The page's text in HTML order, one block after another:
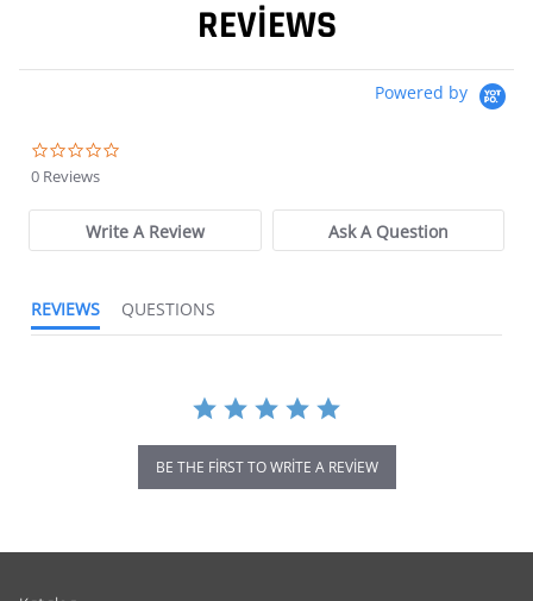
REVIEWS
Powered by
0 Reviews
Write A Review Ask A Question
REVIEWS QUESTIONS
BE THE FIRST TO WRITE A REVIEW